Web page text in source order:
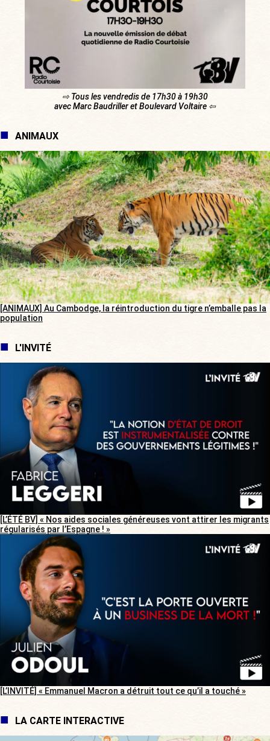
⇨ Tous les vendredis de 17h30 à 19h30
avec Marc Baudriller et Boulevard Voltaire ⇦
ANIMAUX
[ANIMAUX] Au Cambodge, la réintroduction du tigre n’emballe pas la
population
L'INVITÉ
[L’ÉTÉ BV] « Nos aides sociales généreuses vont attirer les migrants
régularisés par l’Espagne ! »
[L’INVITÉ] « Emmanuel Macron a détruit tout ce qu’il a touché »
LA CARTE INTERACTIVE